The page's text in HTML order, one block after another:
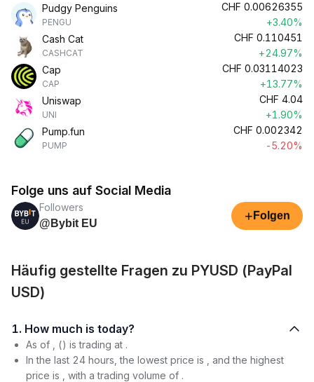
Pudgy Penguins
PENGU
CHF 0.00626355
+3.40%
Cash Cat
CASHCAT
CHF 0.110451
+24.97%
Cap
CAP
CHF 0.03114023
+13.77%
Uniswap
UNI
CHF 4.04
+1.90%
Pump.fun
PUMP
CHF 0.002342
-5.20%
Folge uns auf Social Media
Followers
@Bybit EU
+ Folgen
Häufig gestellte Fragen zu PYUSD (PayPal
USD)
1. How much is today?
As of , () is trading at .
In the last 24 hours, the lowest price is , and the highest
price is , with a trading volume of .